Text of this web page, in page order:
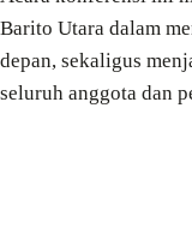
Barito Utara dalam
depan, sekaligus
seluruh anggota dan